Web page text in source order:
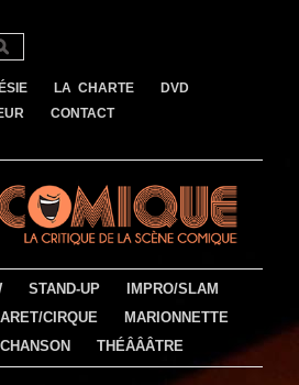
LA CHARTE
DVD
CONTACT
STAND-UP
IMPRO/SLAM
CIRQUE
MARIONNETTE
CHANSON THÉÂÂÂTRE